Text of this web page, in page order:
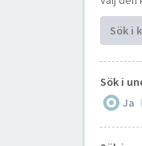
Sök i
Sök i
Ja